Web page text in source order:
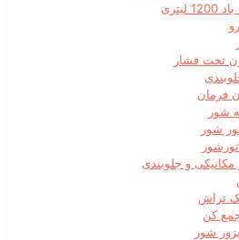
لیتری
تحت فشار
فرمان
شور
شور
مکانیکی و جلوبندی
تراش
کن
شور